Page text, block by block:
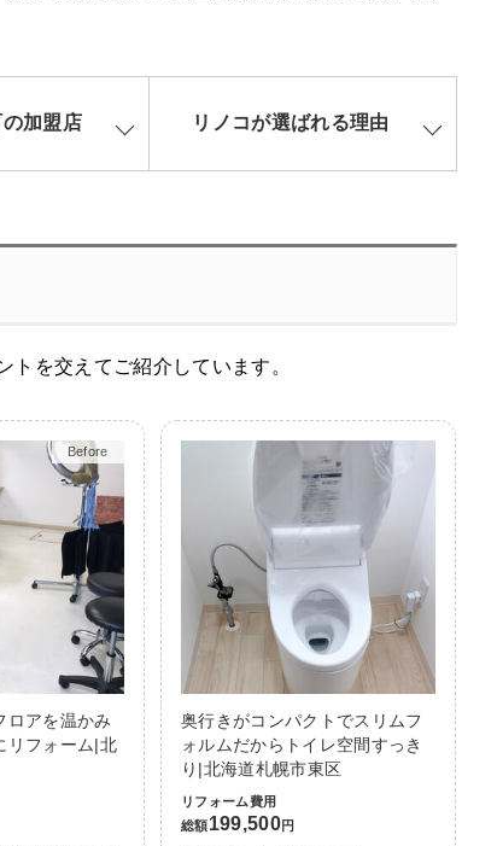
加盟店 リノコが選ばれる理由
を交えてご紹介しています。
Before
After
ロアを温かみ
リフォーム|北
奥行きがコンパクトでスリムフ
ォルムだからトイレ空間すっき
り|北海道札幌市東区
リフォーム費用
総額199,500円